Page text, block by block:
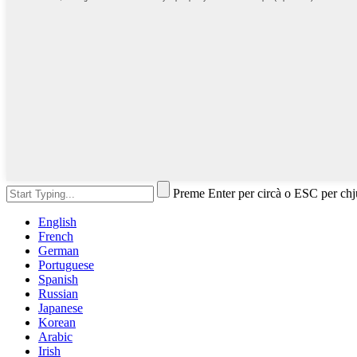
Preme Enter per circà o ESC per
English
French
German
Portuguese
Spanish
Russian
Japanese
Korean
Arabic
Irish